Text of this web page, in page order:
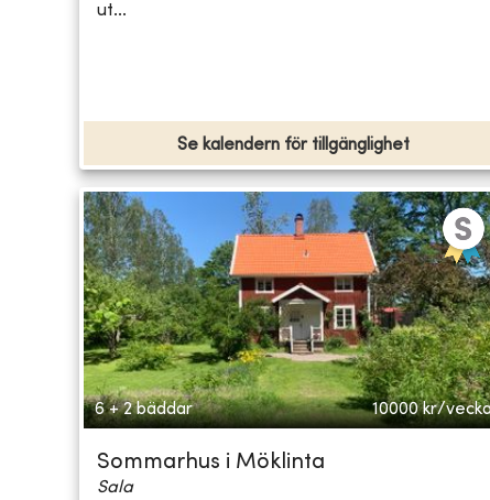
ut...
Se kalendern för tillgänglighet
6 + 2 bäddar 10000 kr/
Sommarhus i Möklinta
Sala